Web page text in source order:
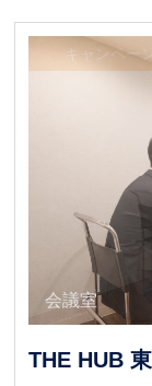
キャンペー
会議室
会議室
THE HUB